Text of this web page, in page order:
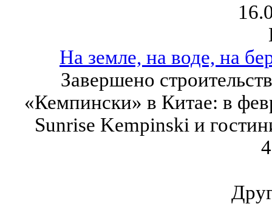
На земле, на воде, на
Завершено
«Кемпински» в Китае: в
Sunrise Kempinski и